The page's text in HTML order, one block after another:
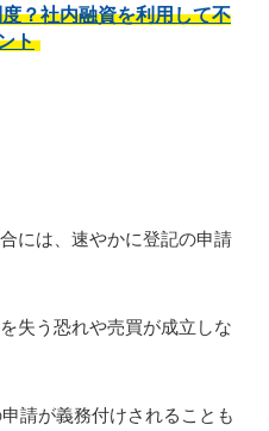
？社内融資を利用して不
ト
には、速やかに登記の申請
失う恐れや売買が成立しな
請が義務付けされることも